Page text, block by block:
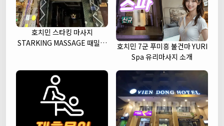
호치민 스타킹 마사지
STARKING MASSAGE 때밀이
호치민 7군 푸미흥 불건마 YURI
Spa 유리마사지 소개